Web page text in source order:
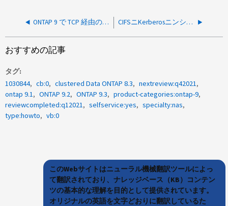
ONTAP 9 で TCP 経由の NetBIOS を有効または無効にする方法 CIFSニKerberosニンショウヲテキヨウスルホウホウ
おすすめの記事
タグ
1030844
cb:0 clustered Data ONTAP 8.3
nextreview:q42021
ontap 9.1
ONTAP 9.2 ONTAP 9.3
product-categories:ontap-9
reviewcompleted:q12021
selfservice:yes
specialty:nas
type:howto
vb:0
このWebサイトはニューラル機械翻訳ツールによっ
て翻訳されており、ナレッジベース（KB）コンテン
ツの基本的な理解を目的として提供されています。
オリジナルの英語を文字どおりに翻訳しているた